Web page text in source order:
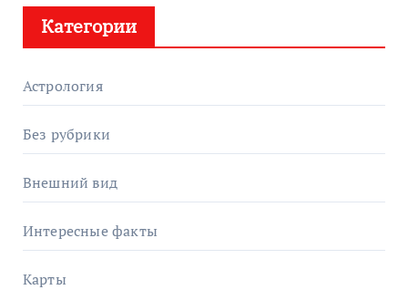
Категории
Астрология
Без рубрики
Внешний вид
Интересные факты
Карты